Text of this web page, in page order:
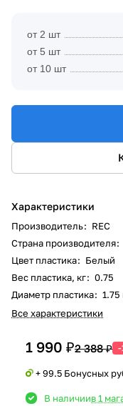
от 2 шт
от 5 шт
от 10 шт
Характеристики
Производитель: REC
Страна производителя:
Цвет пластика: Белый
Вес пластика, кг: 0.75
Диаметр пластика:
Все характеристики
1 990 ₽2 388 ₽ -
+ 99.5 Бонусных
В наличиив 1